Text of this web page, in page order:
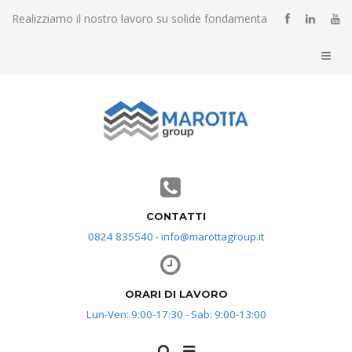
Realizziamo il nostro lavoro su solide fondamenta
CONTATTI
0824 835540 - info@marottagroup.it
ORARI DI LAVORO
Lun-Ven: 9:00-17:30 - Sab: 9:00-13:00